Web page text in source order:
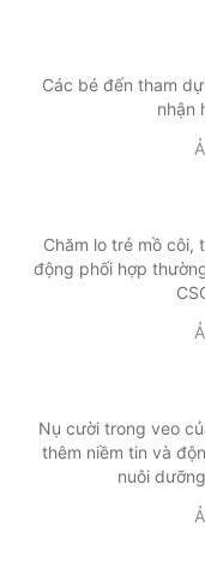
Các bé đến tham
nhận
Chăm lo trẻ mồ côi,
động phối hợp
Nụ cười trong veo
thêm niềm tin và
nuôi